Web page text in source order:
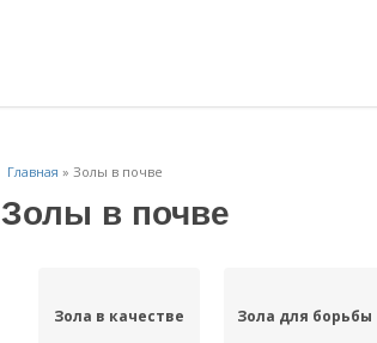
Главная » Золы в почве
Золы в почве
Зола в качестве Зола для борьбы